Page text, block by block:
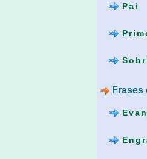
Pai
Frases